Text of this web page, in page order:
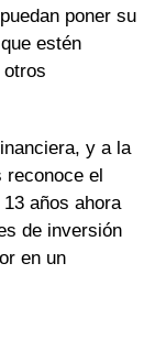
poner su
estén
y a la
reconoce el
años ahora
de inversión
en un